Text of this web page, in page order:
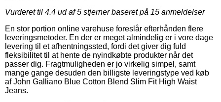
Vurderet til 4.4 ud af 5 stjerner baseret på 15 anmeldelser
En stor portion online varehuse foreslår efterhånden flere
leveringsmetoder. En der er meget almindelig er i vore dage
levering til et afhentningssted, fordi det giver dig fuld
fleksibilitet til at hente de nyindkøbte produkter når det
passer dig. Fragtmuligheden er jo virkelig simpel, samt
mange gange desuden den billigste leveringstype ved køb
af John Galliano Blue Cotton Blend Slim Fit High Waist
Jeans.